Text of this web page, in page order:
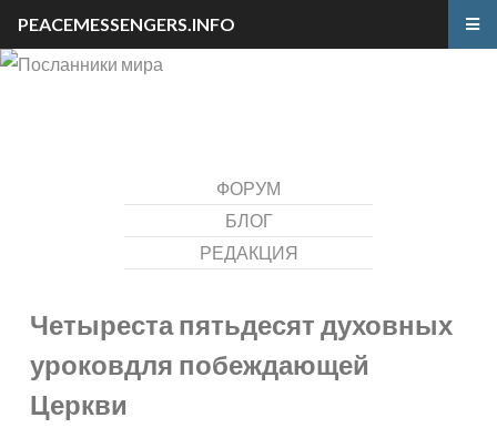
ФОРУМ
БЛОГ
РЕДАКЦИЯ
Четыреста пятьдесят духовных
уроковдля побеждающей
Церкви
PEACEMESSENGERS.INFO